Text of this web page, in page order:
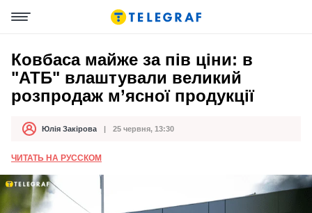
Ковбаса майже за пів ціни: в
"АТБ" влаштували великий
розпродаж м’ясної продукції
АвторЮлія Закірова
Дата публікації 25 червня, 13:30
ЧИТАТЬ НА РУССКОМ